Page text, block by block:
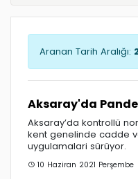
Aranan Tarih Aralığı:
Aksaray'da
Aksaray’da kontrollü
kent genelinde cadde
uygulamalari sürüyor.
10 Haziran 2021